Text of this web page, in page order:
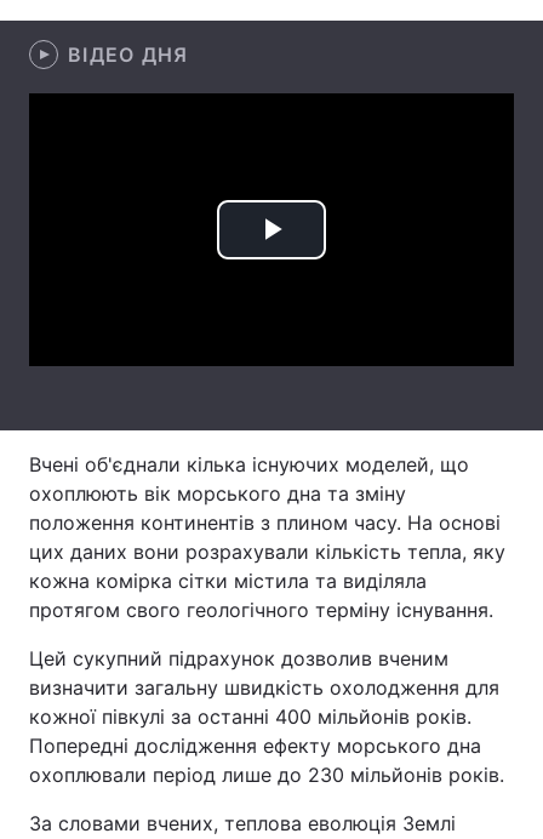
Лонгріди
Відео з Youtube Статті
Вакансії
Тема оформлення
ВІДЕО ДНЯ
Play
Вчені об'єднали кілька існуючих моделей, що
охоплюють вік морського дна та зміну
положення континентів з плином часу. На основі
цих даних вони розрахували кількість тепла, яку
кожна комірка сітки містила та виділяла
протягом свого геологічного терміну існування.
Цей сукупний підрахунок дозволив вченим
визначити загальну швидкість охолодження для
кожної півкулі за останні 400 мільйонів років.
Попередні дослідження ефекту морського дна
охоплювали період лише до 230 мільйонів років.
За словами вчених, теплова еволюція Землі